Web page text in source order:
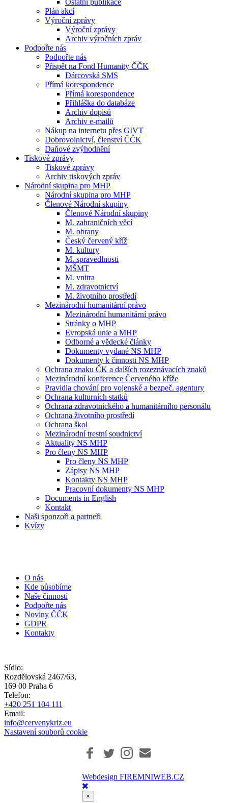
Plán akcí
Výroční zprávy
Výroční zprávy
Archiv výročních zpráv
Podpořte nás
Podpořte nás
Přispět na Fond Humanity ČČK
Dárcovská SMS
Přímá korespondence
Přímá korespondence
Přihláška do databáze
Archiv dopisů
Archiv e-mailů
Nákup na internetu přes GIVT
Dobrovolnictví, členství ČČK
Daňové zvýhodnění
Tiskové zprávy
Tiskové zprávy
Archiv tiskových zpráv
Národní skupina pro MHP
Národní skupina pro MHP
Členové Národní skupiny
Členové Národní skupiny
M. zahraničních věcí
M. obrany
Český červený kříž
M. kultury
M. spravedlnosti
MŠMT
M. vnitra
M. zdravotnictví
M. životního prostředí
Mezinárodní humanitární právo
Mezinárodní humanitární právo
Stránky o MHP
Evropská unie a MHP
Odborné a vědecké články
Dokumenty vydané NS MHP
Dokumenty k činnosti NS MHP
Ochrana znaku ČK a dalších rozeznávacích znaků
Mezinárodní konference Červeného kříže
Pravidla chování pro vojenské a bezpeč. agentury
Ochrana kulturních statků
Ochrana zdravotnického a humanitárního personálu
Ochrana životního prostředí
Ochrana škol
Mezinárodní trestní soudnictví
Aktuality NS MHP
Pro členy NS MHP
Pro členy NS MHP
Zápisy NS MHP
Kontakty NS MHP
Pracovní dokumenty NS MHP
Documents in English
Kontakt
Naši sponzoři a partneři
Kvízy
O nás
Kde působíme
Naše činnosti
Podpořte nás
Noviny ČČK
GDPR
Kontakty
Sídlo:
Rozdělovská 2467/63,
169 00 Praha 6
Telefon:
+420 251 104 111
Email:
info@cervenykriz.eu
Nastavení souborů cookie
Webdesign FIREMNIWEB.CZ
×